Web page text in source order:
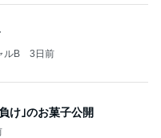
ルB 3日前
け｣のお菓子公開